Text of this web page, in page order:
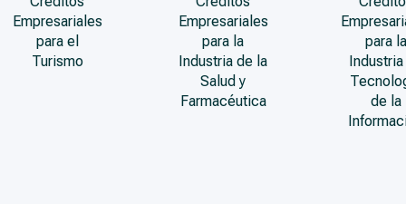
Empresariales
para el
Turismo
Empresariales
para la
Industria de la
Salud y
Farmacéutica
para la
de la